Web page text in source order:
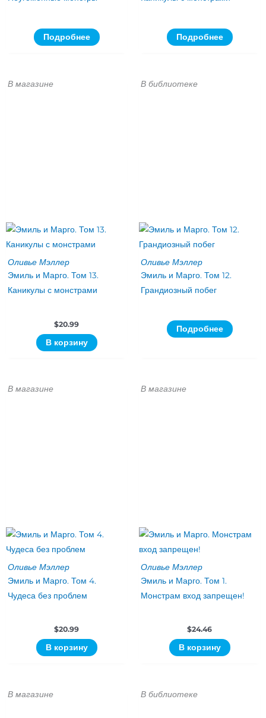
Подробнее Подробнее
В магазине
Оливье Мэллер
Эмиль и Марго. Том 13.
Каникулы с монстрами
$20.99
В корзину
В библиотеке
Оливье Мэллер
Эмиль и Марго. Том 12.
Грандиозный побег
Подробнее
В магазине
Оливье Мэллер
Эмиль и Марго. Том 4.
Чудеса без проблем
$20.99
В корзину
В магазине
Оливье Мэллер
Эмиль и Марго. Том 1.
Монстрам вход запрещен!
$24.46
В корзину
В магазине В библиотеке